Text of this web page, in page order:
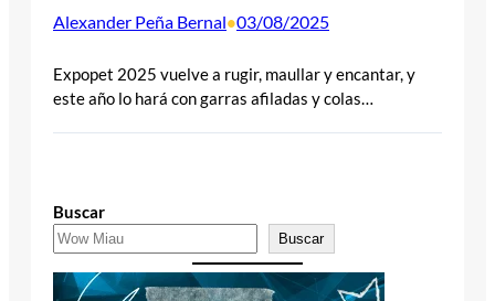
Alexander Peña Bernal•03/08/2025
Expopet 2025 vuelve a rugir, maullar y encantar, y
este año lo hará con garras afiladas y colas…
Buscar
Buscar